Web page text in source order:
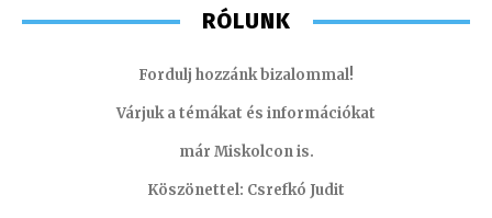
RÓLUNK
Fordulj hozzánk bizalommal!
Várjuk a témákat és információkat
már Miskolcon is.
Köszönettel: Csrefkó Judit